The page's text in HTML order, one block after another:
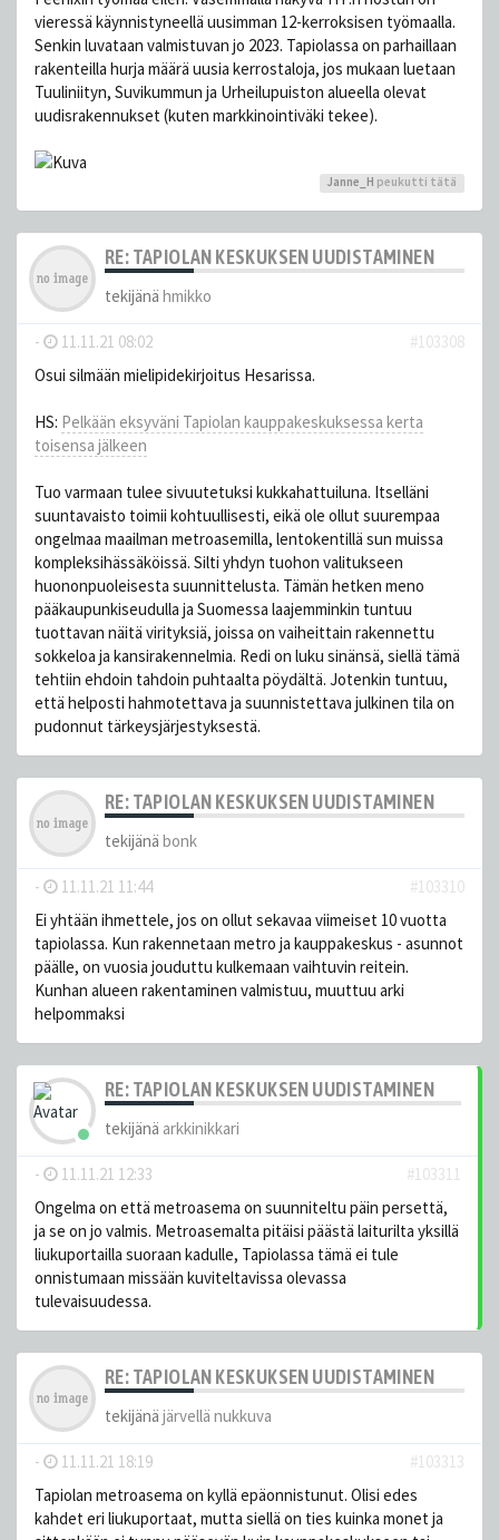
vieressä käynnistyneellä uusimman 12-kerroksisen työmaalla.
Senkin luvataan valmistuvan jo 2023. Tapiolassa on parhaillaan
rakenteilla hurja määrä uusia kerrostaloja, jos mukaan luetaan
Tuuliniityn, Suvikummun ja Urheilupuiston alueella olevat
uudisrakennukset (kuten markkinointiväki tekee).
Janne_H peukutti tätä
RE: TAPIOLAN KESKUKSEN UUDISTAMINEN
tekijänä hmikko
- 11.11.21 08:02
#103308
Osui silmään mielipidekirjoitus Hesarissa.
HS: Pelkään eksyväni Tapiolan kauppakeskuksessa kerta
toisensa jälkeen
Tuo varmaan tulee sivuutetuksi kukkahattuiluna. Itselläni
suuntavaisto toimii kohtuullisesti, eikä ole ollut suurempaa
ongelmaa maailman metroasemilla, lentokentillä sun muissa
kompleksihässäköissä. Silti yhdyn tuohon valitukseen
huononpuoleisesta suunnittelusta. Tämän hetken meno
pääkaupunkiseudulla ja Suomessa laajemminkin tuntuu
tuottavan näitä virityksiä, joissa on vaiheittain rakennettu
sokkeloa ja kansirakennelmia. Redi on luku sinänsä, siellä tämä
tehtiin ehdoin tahdoin puhtaalta pöydältä. Jotenkin tuntuu,
että helposti hahmotettava ja suunnistettava julkinen tila on
pudonnut tärkeysjärjestyksestä.
RE: TAPIOLAN KESKUKSEN UUDISTAMINEN
tekijänä bonk
- 11.11.21 11:44
#103310
Ei yhtään ihmettele, jos on ollut sekavaa viimeiset 10 vuotta
tapiolassa. Kun rakennetaan metro ja kauppakeskus - asunnot
päälle, on vuosia jouduttu kulkemaan vaihtuvin reitein.
Kunhan alueen rakentaminen valmistuu, muuttuu arki
helpommaksi
RE: TAPIOLAN KESKUKSEN UUDISTAMINEN
tekijänä arkkinikkari
- 11.11.21 12:33
#103311
Ongelma on että metroasema on suunniteltu päin persettä,
ja se on jo valmis. Metroasemalta pitäisi päästä laiturilta yksillä
liukuportailla suoraan kadulle, Tapiolassa tämä ei tule
onnistumaan missään kuviteltavissa olevassa
tulevaisuudessa.
RE: TAPIOLAN KESKUKSEN UUDISTAMINEN
tekijänä järvellä nukkuva
- 11.11.21 18:19
#103313
Tapiolan metroasema on kyllä epäonnistunut. Olisi edes
kahdet eri liukuportaat, mutta siellä on ties kuinka monet ja